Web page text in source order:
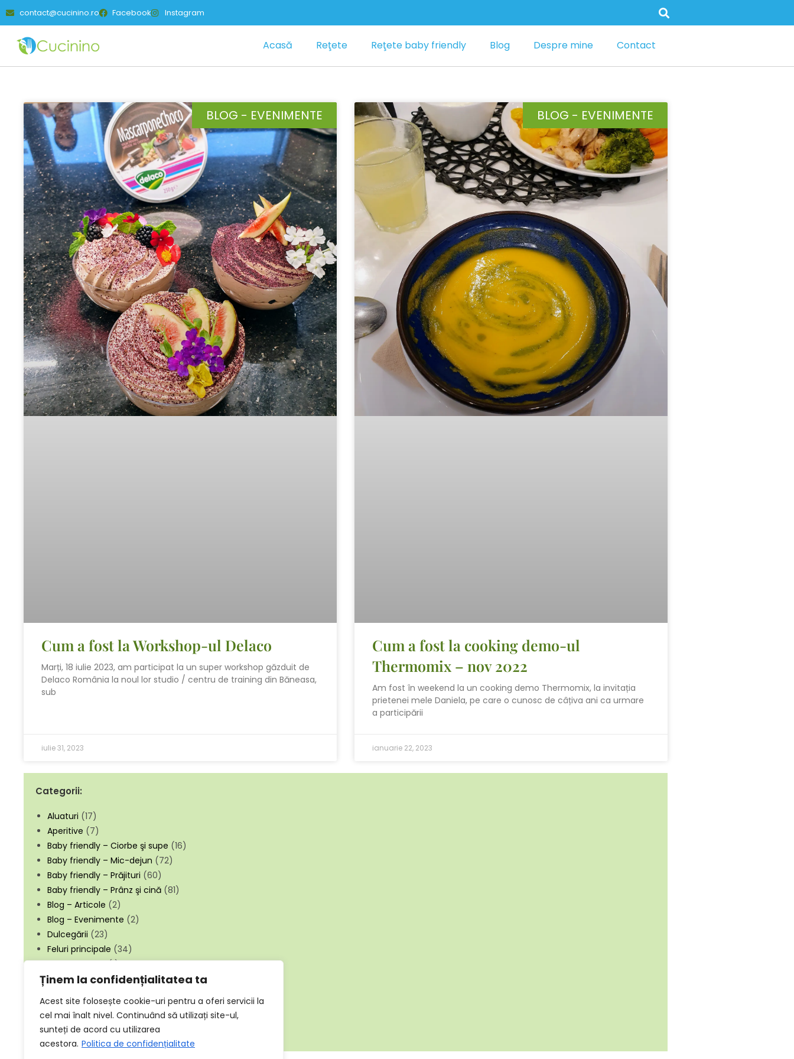
Ținem la confidențialitatea ta
Acest site folosește cookie-uri pentru a oferi servicii la
cel mai înalt nivel. Continuând să utilizați site-ul,
sunteți de acord cu utilizarea
acestora. Politica de confidențialitate
contact@cucinino.ro Facebook Instagram
Acasă Reţete Reţete baby friendly Blog Despre mine Contact
BLOG - EVENIMENTE
Cum a fost la Workshop-ul Delaco
Marți, 18 iulie 2023, am participat la un super workshop găzduit de
Delaco România la noul lor studio / centru de training din Băneasa,
sub
iulie 31, 2023
BLOG - EVENIMENTE
Cum a fost la cooking demo-ul
Thermomix – nov 2022
Am fost în weekend la un cooking demo Thermomix, la invitația
prietenei mele Daniela, pe care o cunosc de câțiva ani ca urmare
a participării
ianuarie 22, 2023
Categorii:
Aluaturi (17)
Aperitive (7)
Baby friendly – Ciorbe şi supe (16)
Baby friendly – Mic-dejun (72)
Baby friendly – Prăjituri (60)
Baby friendly – Prânz şi cină (81)
Blog – Articole (2)
Blog – Evenimente (2)
Dulcegării (23)
Feluri principale (34)
Necategorizat (1)
Salate (3)
Torturi (5)